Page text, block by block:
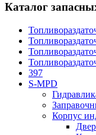
Каталог
397
S-MPD
Корпус